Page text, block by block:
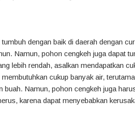
dengan baik di daerah dengan
Namun, pohon cengkeh juga dapat
lebih rendah, asalkan mendapatkan
cukup banyak air,
buah. Namun, pohon cengkeh juga
karena dapat menyebabkan